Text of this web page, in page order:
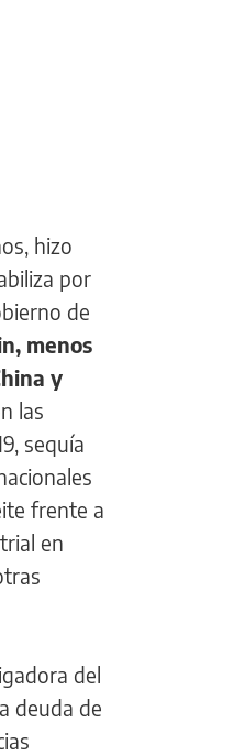
hizo
por
de
menos
y
las
sequía
frente a
en
del
deuda de